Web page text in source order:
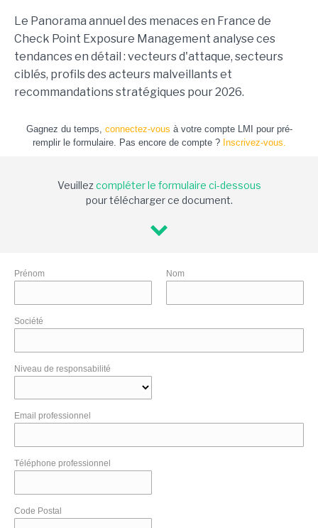
Le Panorama annuel des menaces en France de
Check Point Exposure Management analyse ces
tendances en détail : vecteurs d'attaque, secteurs
ciblés, profils des acteurs malveillants et
recommandations stratégiques pour 2026.
Gagnez du temps, connectez-vous à votre compte LMI pour pré-
remplir le formulaire. Pas encore de compte ? Inscrivez-vous.
Veuillezcompléter le formulaire ci-dessous
pour télécharger ce document.
Prénom Nom
Société
Niveau de responsabilité
Email professionnel
Téléphone professionnel
Code Postal